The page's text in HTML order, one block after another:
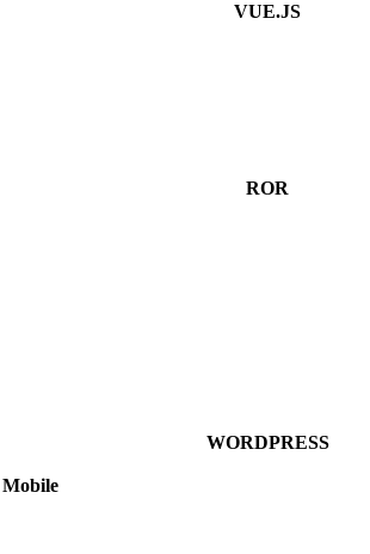
VUE.JS
ROR
WORDPRESS
Mobile